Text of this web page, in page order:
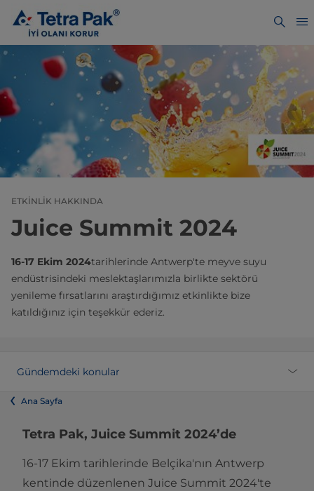
ETKINLIK HAKKINDA
Juice Summit 2024
16-17 Ekim 2024tarihlerinde Antwerp'te meyve suyu
endüstrisindeki meslektaşlarımızla birlikte sektörü
yenileme fırsatlarını araştırdığımız etkinlikte bize
katıldığınız için teşekkür ederiz.
Gündemdeki konular
Ana Sayfa
Tetra Pak, Juice Summit 2024’de
16-17 Ekim tarihlerinde Belçika'nın Antwerp
kentinde düzenlenen Juice Summit 2024'te